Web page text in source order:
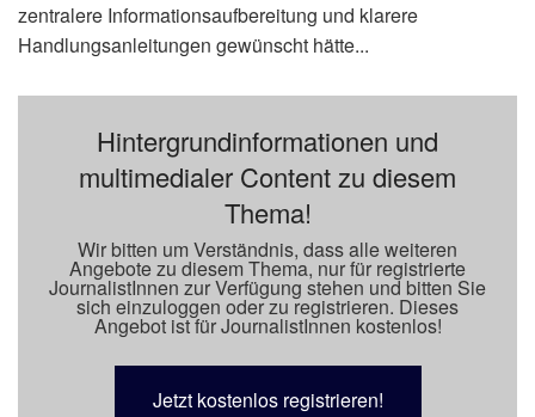
zentralere Informationsaufbereitung und klarere
Handlungsanleitungen gewünscht hätte...
Hintergrundinformationen und
multimedialer Content zu diesem
Thema!
Wir bitten um Verständnis, dass alle weiteren
Angebote zu diesem Thema, nur für registrierte
JournalistInnen zur Verfügung stehen und bitten Sie
sich einzuloggen oder zu registrieren. Dieses
Angebot ist für JournalistInnen kostenlos!
Jetzt kostenlos registrieren!